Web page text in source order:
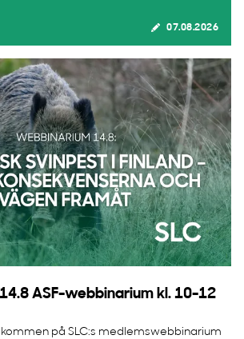
07.08.2026
ASF-webbinarium kl. 10-12
på SLC:s medlemswebbinarium